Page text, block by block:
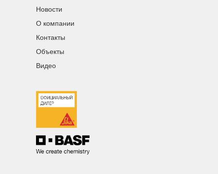
Новости
О компании
Контакты
Объекты
Видео